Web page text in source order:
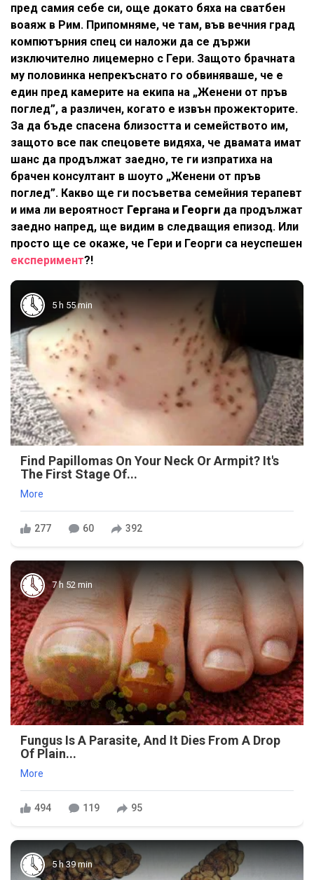
пред самия себе си, още докато бяха на сватбен
воаяж в Рим. Припомняме, че там, във вечния град
компютърния спец си наложи да се държи
изключително лицемерно с Гери. Защото брачната
му половинка непрекъснато го обвиняваше, че е
един пред камерите на екипа на „Женени от пръв
поглед”, а различен, когато е извън прожекторите.
За да бъде спасена близостта и семейството им,
защото все пак спецовете видяха, че двамата имат
шанс да продължат заедно, те ги изпратиха на
брачен консултант в шоуто „Женени от пръв
поглед”. Какво ще ги посъветва семейния терапевт
и има ли вероятност Гергана и Георги да продължат
заедно напред, ще видим в следващия епизод. Или
просто ще се окаже, че Гери и Георги са неуспешен
експеримент?!
5 h 55 min
Find Papillomas On Your Neck Or Armpit? It's
The First Stage Of...
More
277 60 392
7 h 52 min
Fungus Is A Parasite, And It Dies From A Drop
Of Plain...
More
494 119 95
5 h 39 min